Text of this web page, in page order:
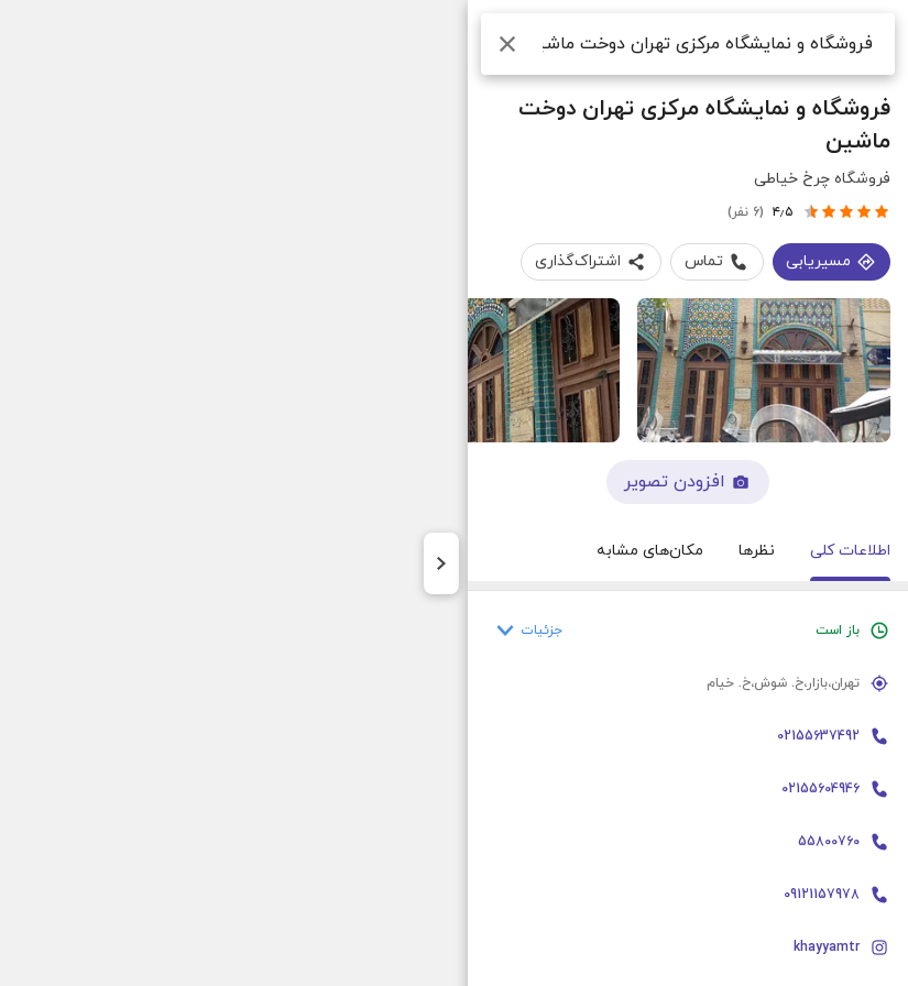
فروشگاه و نمایشگاه مرکزی تهران دوخت
ماشین
فروشگاه چرخ خیاطی
۴٫۵ (6 نفر)
مسیریابی تماس اشتراک‌گذاری
افزودن تصویر
اطلاعات کلی نظرها مکان‌های مشابه
باز است جزئیات
پنج‌شنبه
۱۱ صبح – ۱۱:۳۰ شب
یکشنبه
چهارشنبه
تهران،بازار،خ. شوش،خ. خیام
02155637492
02155604946
55800760
09121157978
khayyamtr
جستجو